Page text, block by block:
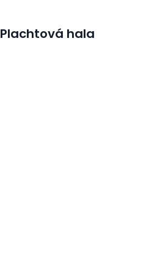
Plachtová hala